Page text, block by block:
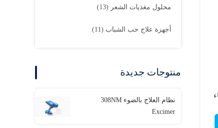
محلول مغذيات الشعر (13)
أجهزة علاج حب الشباب (11)
منتوجات جديدة
نظام العلاج بالضوء 308NM
Excimer